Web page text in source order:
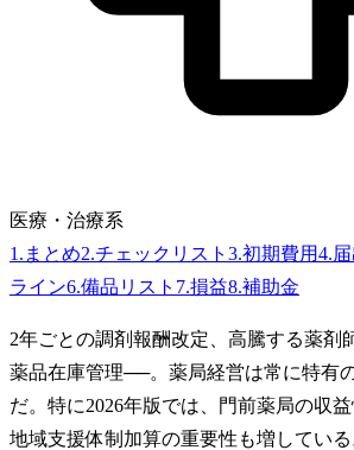
医療・治療系
1 . まとめ2.チェックリスト 3.初期費用4.
ライン6.備品リスト 7.損益8.補助金
2年ごとの調剤報酬改定、高騰する薬剤
薬品在庫管理──。薬局経営は常に特有
だ。特に2026年版では、門前薬局の収益
地域支援体制加算の重要性も増してい